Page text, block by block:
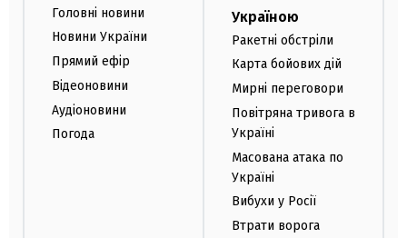
Головні новини
Новини України
Прямий ефір
Відеоновини
Аудіоновини
Погода
Україною
Ракетні обстріли
Карта бойових дій
Мирні переговори
Повітряна тривога в
Україні
Масована атака по
Україні
Вибухи у Росії
Втрати ворога